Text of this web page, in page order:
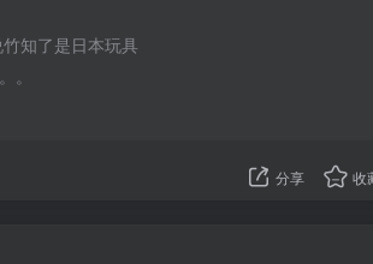
知了是日本玩具
。
分享 收